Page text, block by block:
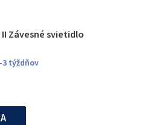
Searchlight 5579-9CC BELLIS II Závesné svietidlo
3 týždňov